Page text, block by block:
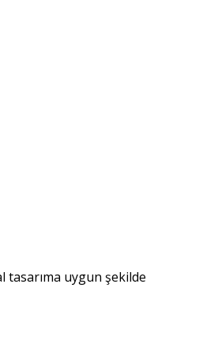
tasarıma uygun şekilde